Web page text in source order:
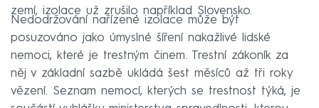
zemí, izolace už zrušilo například Slovensko.
Nedodržování nařízené izolace může být
posuzováno jako úmyslné šíření nakažlivé lidské
nemoci, které je trestným činem. Trestní zákoník za
něj v základní sazbě ukládá šest měsíců až tři roky
vězení. Seznam nemocí, kterých se trestnost týká, je